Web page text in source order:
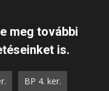
meg további
is.
BP 4. ker.